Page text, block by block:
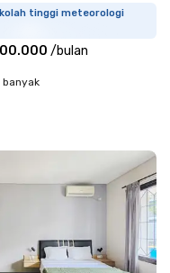
tinggi meteorologi
/bulan